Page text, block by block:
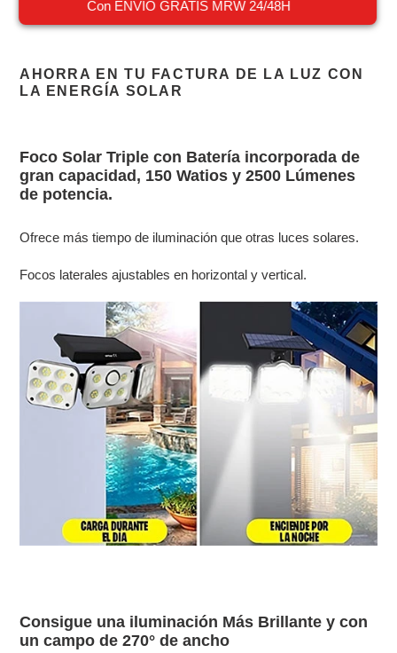
Con ENVÍO GRATIS MRW 24/48H
el
producto
AHORRA EN TU FACTURA DE LA LUZ CON
LA ENERGÍA SOLAR
Foco Solar Triple con Batería incorporada de
gran capacidad, 150 Watios y 2500 Lúmenes
de potencia.
Ofrece más tiempo de iluminación que otras luces solares.
Focos laterales ajustables en horizontal y vertical.
Consigue una iluminación Más Brillante y con
un campo de 270° de ancho